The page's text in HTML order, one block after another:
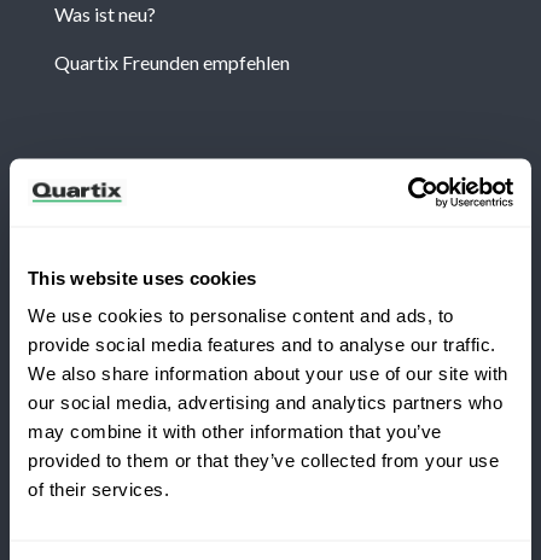
This website uses cookies
We use cookies to personalise content and ads, to
provide social media features and to analyse our traffic.
We also share information about your use of our site with
our social media, advertising and analytics partners who
may combine it with other information that you’ve
provided to them or that they’ve collected from your use
of their services.
Was ist neu?
Quartix Freunden empfehlen
Abonnieren Sie, um die neuesten Nachrichten und
Allgemeine Geschäftsbedingungen
DatenschutzbestimmungenRechtshinweise
Möchten Sie zu Quartix wechseln?